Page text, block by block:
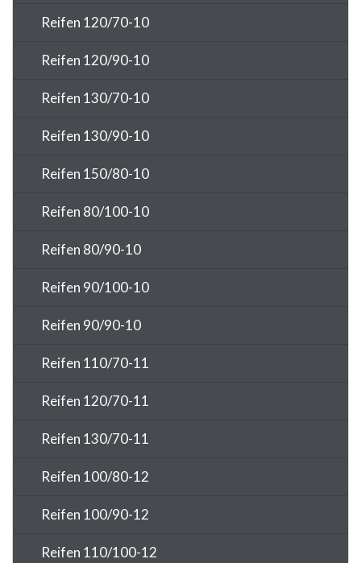
Reifen 120/70-10
Reifen 120/90-10
Reifen 130/70-10
Reifen 130/90-10
Reifen 150/80-10
Reifen 80/100-10
Reifen 80/90-10
Reifen 90/100-10
Reifen 90/90-10
Reifen 110/70-11
Reifen 120/70-11
Reifen 130/70-11
Reifen 100/80-12
Reifen 100/90-12
Reifen 110/100-12